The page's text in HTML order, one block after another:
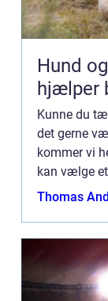
Hund
hjælper
Kunne du
det gerne
kommer vi
kan vælge
hjælpe dig
Thomas